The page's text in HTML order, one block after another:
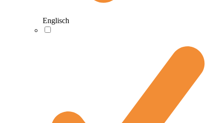
Englisch